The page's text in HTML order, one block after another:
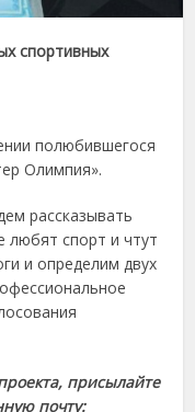
спортивных
полюбившегося
Олимпия».
рассказывать
любят спорт и чтут
и определим двух
присылайте
почту: